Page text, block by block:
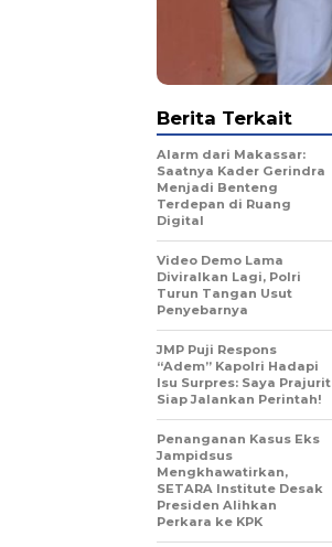
Berita Terkait
Alarm dari Makassar:
Saatnya Kader Gerindra
Menjadi Benteng
Terdepan di Ruang
Digital
Video Demo Lama
Diviralkan Lagi, Polri
Turun Tangan Usut
Penyebarnya
JMP Puji Respons
“Adem” Kapolri Hadapi
Isu Surpres: Saya Prajurit
Siap Jalankan Perintah!
Penanganan Kasus Eks
Jampidsus
Mengkhawatirkan,
SETARA Institute Desak
Presiden Alihkan
Perkara ke KPK